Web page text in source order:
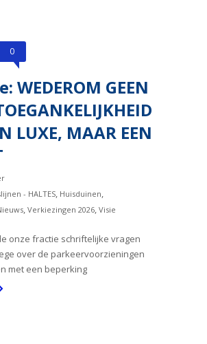
0
WEDEROM GEEN
LUXE, MAAR EEN
- HALTES, Huisduinen,
, Verkiezingen 2026, Visie
onze fractie schriftelijke vragen
over de parkeervoorzieningen
met een beperking